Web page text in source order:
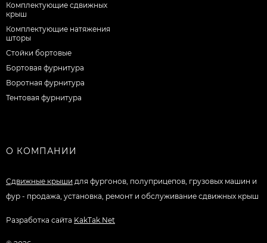
Комплектующие сдвижных
крыш
Комплектующие натяжения
шторы
Стойки бортовые
Бортовая фурнитура
Воротная фурнитура
Тентовая фурнитура
О КОМПАНИИ
Сдвижные крыши для фургонов, полуприцепов, грузовых машин и
фур - продажа, установка, ремонт и обслуживание сдвижных крыш
Разработка сайта KakTak.Net